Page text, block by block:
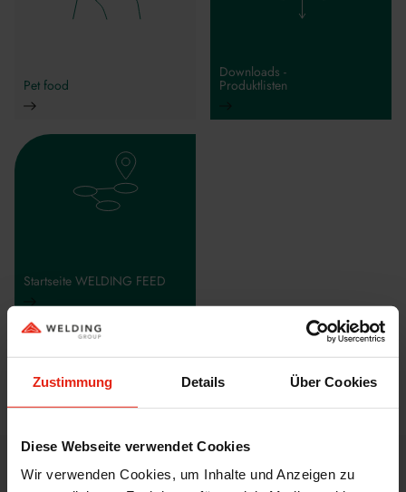
Zustimmung Details Über Cookies
Diese Webseite verwendet Cookies
Wir verwenden Cookies, um Inhalte und Anzeigen zu
Pet food
Downloads -
Produktlisten
Startseite WELDING FEED
Zurück
WELDING KENNENLERNEN